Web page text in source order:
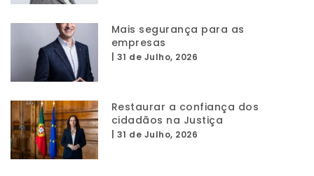
Mais segurança para as
empresas
31 de Julho, 2026
Restaurar a confiança dos
cidadãos na Justiça
31 de Julho, 2026